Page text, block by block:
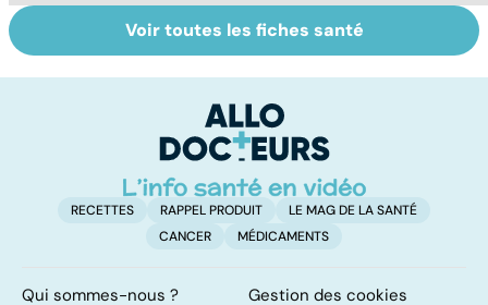
Comment tenir
ses bonnes
Muscler ses
abdos pour
ventre plat
Voir toutes les fiches santé
RECETTES RAPPEL PRODUIT
LE MAG DE LA SANTÉ
CANCER
MÉDICAMENTS
Qui sommes-nous ? Gestion des cookies